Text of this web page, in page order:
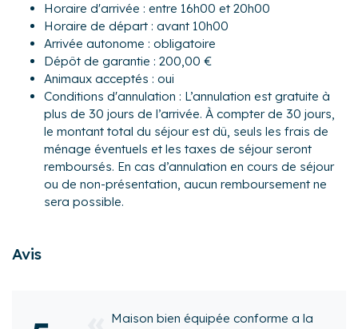
d’investir dans les équipements complémentaires
suivants : lave-linge, plancha, table et fer à repasser.
Extérieur :
- Une piscine privée non chauffée (4x2,5 m) sécurisée,
disposant de deux banquettes dont une balnéo. Elle est
ouverte de mi-mai à fin octobre. Possibilité de chauffer la
piscine sur demande et en supplément (150€/semaine).
Les dates d’ouverture de la piscine sont non contractuelles
et sujettes à modification.
- Un beau jardin privé et clôturé de 1 200 m².
- Une terrasse de 73 m² avec mobilier pour profiter des
boutiques, restaurants, bars, marché...
Horaire d'arrivée : entre 16h00 et 20h00
Horaire de départ : avant 10h00
Arrivée autonome : obligatoire
Dépôt de garantie : 200,00 €
Animaux acceptés : oui
Conditions d'annulation : L’annulation est gratuite à
plus de 30 jours de l’arrivée. À compter de 30 jours,
le montant total du séjour est dû, seuls les frais de
ménage éventuels et les taxes de séjour seront
remboursés. En cas d’annulation en cours de séjour
ou de non-présentation, aucun remboursement ne
sera possible.
Avis
Nous avons passé